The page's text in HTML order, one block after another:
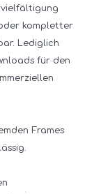
kompletter
Lediglich
für den
Frames